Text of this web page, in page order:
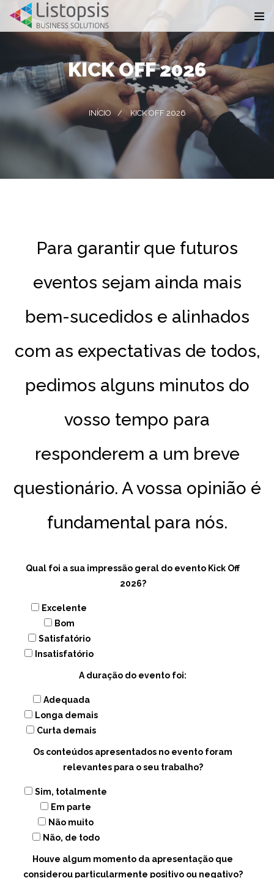
KICK OFF 2026
INÍCIO KICK OFF 2026
Para garantir que futuros
eventos sejam ainda mais
bem-sucedidos e alinhados
com as expectativas de todos,
pedimos alguns minutos do
vosso tempo para
responderem a um breve
questionário. A vossa opinião é
fundamental para nós.
Qual foi a sua impressão geral do evento Kick Off
2026?
Excelente
Bom
Satisfatório
Insatisfatório
A duração do evento foi:
Adequada
Longa demais
Curta demais
Os conteúdos apresentados no evento foram
relevantes para o seu trabalho?
Sim, totalmente
Em parte
Não muito
Não, de todo
Houve algum momento da apresentação que
considerou particularmente positivo ou negativo?